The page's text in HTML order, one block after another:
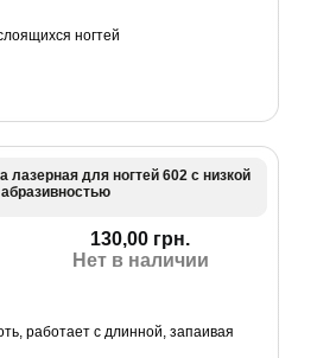
ногтей
лазерная для ногтей 602 с низкой
абразивностью
130,00 грн.
Нет в наличии
работает с длинной, запаивая